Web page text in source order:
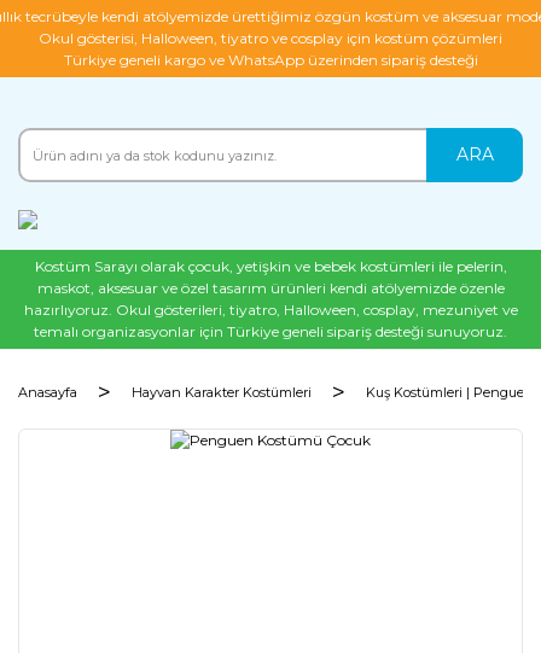
tecrübeyle kendi atölyemizde ürettiğimiz özgün kostüm ve aksesuar
Okul gösterisi, Halloween, tiyatro ve cosplay için kostüm çözümleri
Türkiye geneli kargo ve WhatsApp üzerinden sipariş desteği
ARA
Kostüm Sarayı olarak çocuk, yetişkin ve bebek kostümleri ile pelerin,
maskot, aksesuar ve özel tasarım ürünleri kendi atölyemizde özenle
hazırlıyoruz. Okul gösterileri, tiyatro, Halloween, cosplay, mezuniyet ve
temalı organizasyonlar için Türkiye geneli sipariş desteği sunuyoruz.
Anasayfa Hayvan Karakter Kostümleri Kuş Kostümleri | Penguen